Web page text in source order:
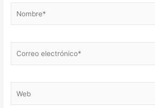
electrónico*